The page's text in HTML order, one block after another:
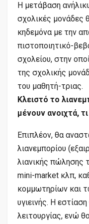
Η μετάβαση
σχολικές μονάδες
κηδεμόνα με την
πιστοποιητικό-
σχολείου, στην
της σχολικής
του μαθητή-τριας.
Κλειστό το
μένουν ανοιχτά, τι
Επιπλέον, θα
λιανεμπορίου
λιανικής πώλησης
mini-market κλπ,
κομμωτηρίων και
υγιεινής. Η
λειτουργίας, ενώ